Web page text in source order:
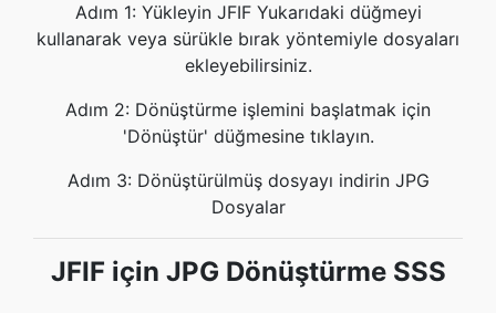
Adım 1: Yükleyin JFIF Yukarıdaki düğmeyi
kullanarak veya sürükle bırak yöntemiyle dosyaları
ekleyebilirsiniz.
Adım 2: Dönüştürme işlemini başlatmak için
'Dönüştür' düğmesine tıklayın.
Adım 3: Dönüştürülmüş dosyayı indirin JPG
Dosyalar
JFIF için JPG Dönüştürme SSS